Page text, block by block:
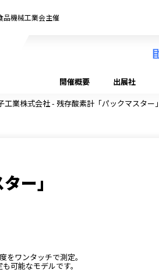
品機械工業会主催
開催概要 出展社
工業株式会社 - 残存酸素計「パックマスター」
ー」
ワンタッチで測定。
可能なモデルです。